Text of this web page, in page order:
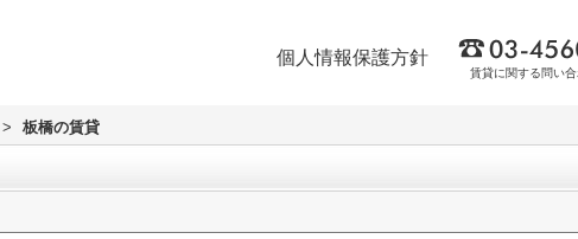
個人情報保護方針
賃貸に関する問い
> 板橋の賃貸